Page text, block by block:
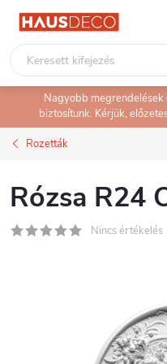
Ugrás
tartalomhoz
Nagyobb
biztosítunk. Kérjük,
Rozetták
Rózsa R24
Nincs értékelés